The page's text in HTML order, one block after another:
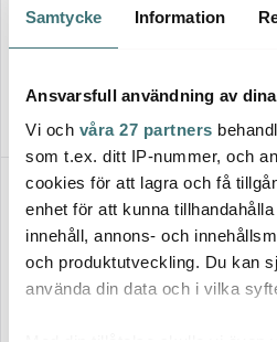
Samtycke Information
Ansvarsfull användning av
Vi och våra 27 partners
som t.ex. ditt IP-nummer, och
cookies för att lagra och få
enhet för att kunna
innehåll, annons- och
och produktutveckling. Du kan
använda din data och i vilka
Kaffe/Tekopp 16 cm Vit
77 kr 139 kr
25%